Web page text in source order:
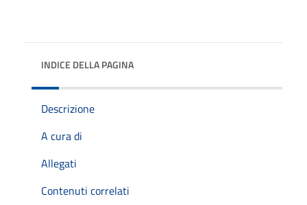
INDICE DELLA PAGINA
Descrizione
A cura di
Allegati
Contenuti correlati